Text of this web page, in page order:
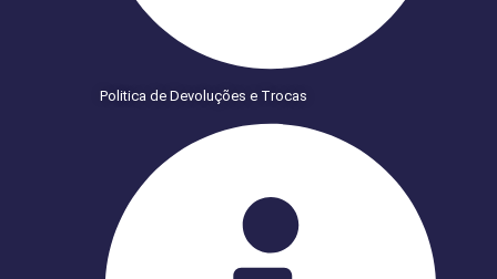
Politica de Devoluções e Trocas